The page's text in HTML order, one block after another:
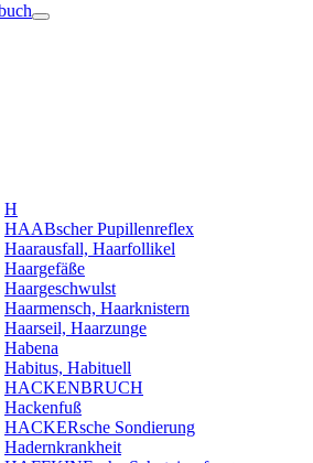
H
HAABscher Pupillenreflex
Haarausfall, Haarfollikel
Haargefäße
Haargeschwulst
Haarmensch, Haarknistern
Haarseil, Haarzunge
Habena
Habitus, Habituell
HACKENBRUCH
Hackenfuß
HACKERsche Sondierung
Hadernkrankheit